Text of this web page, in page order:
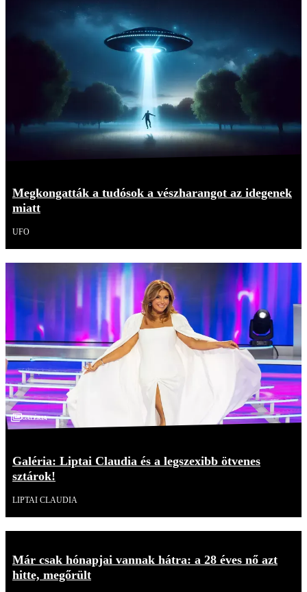
Megkongatták a tudósok a vészharangot az idegenek
miatt
UFO
Galéria
Galéria: Liptai Claudia és a legszexibb ötvenes
sztárok!
LIPTAI CLAUDIA
Már csak hónapjai vannak hátra: a 28 éves nő azt
hitte, megőrült